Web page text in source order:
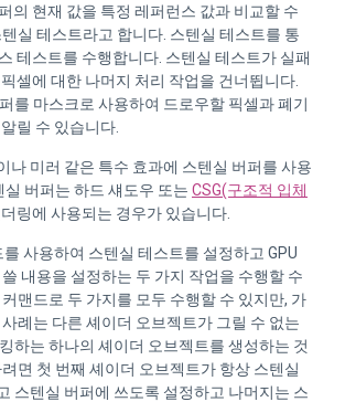
의 현재 값을 특정 레퍼런스 값과 비교할 수
실 테스트라고 합니다. 스텐실 테스트를 통
테스트를 수행합니다. 스텐실 테스트가 실패
셀에 대한 나머지 처리 작업을 건너뜁니다.
를 마스크로 사용하여 드로우할 픽셀과 폐기
릴 수 있습니다.
나 미러 같은 특수 효과에 스텐실 버퍼를 사용
실 버퍼는 하드 섀도우 또는 CSG(구조적 입체
링에 사용되는 경우가 있습니다.
를 사용하여 스텐실 테스트를 설정하고 GPU
내용을 설정하는 두 가지 작업을 수행할 수
맨드로 두 가지를 모두 수행할 수 있지만, 가
례는 다른 셰이더 오브젝트가 그릴 수 없는
하는 하나의 셰이더 오브젝트를 생성하는 것
면 첫 번째 셰이더 오브젝트가 항상 스텐실
스텐실 버퍼에 쓰도록 설정하고 나머지는 스